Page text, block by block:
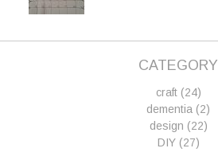
CATEGORY
craft(24)
dementia (2)
design (22)
DIY(27)